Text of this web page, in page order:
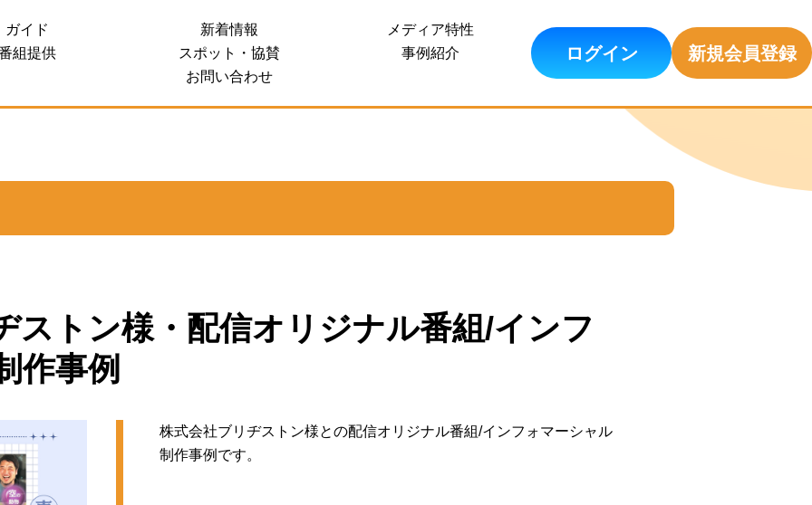
SALES SITE
ガイド 新着情報
メディア特性
組提供
スポット・協賛
事例紹介
お問い合わせ
ログイン 新規会員登録
ストン様・配信オリジナル番組/インフ
作事例
株式会社ブリヂストン様との配信オリジナル番組/インフォマーシャル
制作事例です。